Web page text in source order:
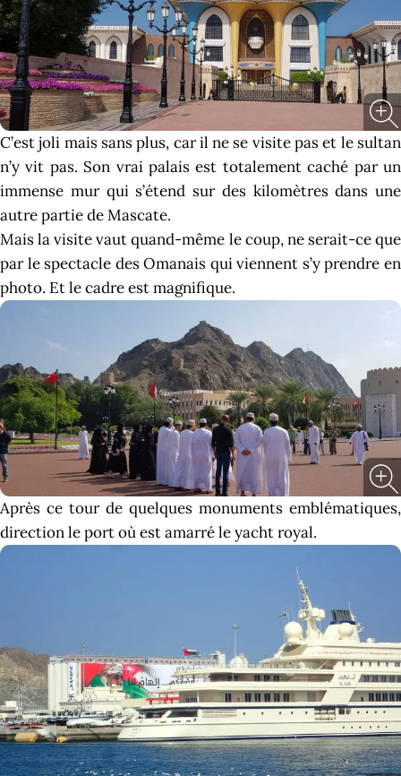
C’est joli mais sans plus, car il ne se visite pas et le sultan
n’y vit pas. Son vrai palais est totalement caché par un
immense mur qui s’étend sur des kilomètres dans une
autre partie de Mascate.
Mais la visite vaut quand-même le coup, ne serait-ce que
par le spectacle des Omanais qui viennent s’y prendre en
photo. Et le cadre est magnifique.
Après ce tour de quelques monuments emblématiques,
direction le port où est amarré le yacht royal.